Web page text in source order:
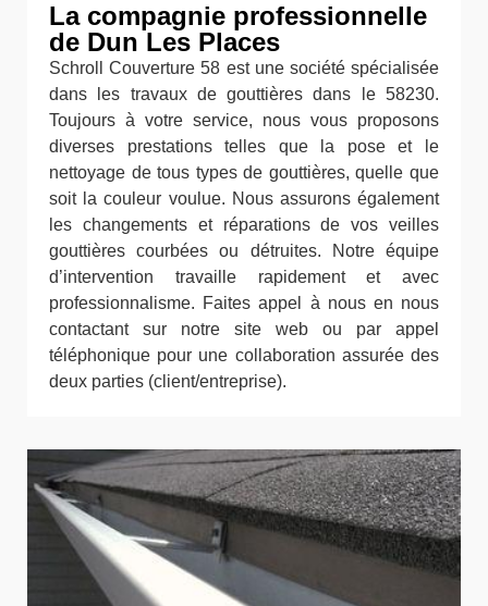
La compagnie professionnelle
de Dun Les Places
Schroll Couverture 58 est une société spécialisée
dans les travaux de gouttières dans le 58230.
Toujours à votre service, nous vous proposons
diverses prestations telles que la pose et le
nettoyage de tous types de gouttières, quelle que
soit la couleur voulue. Nous assurons également
les changements et réparations de vos veilles
gouttières courbées ou détruites. Notre équipe
d’intervention travaille rapidement et avec
professionnalisme. Faites appel à nous en nous
contactant sur notre site web ou par appel
téléphonique pour une collaboration assurée des
deux parties (client/entreprise).